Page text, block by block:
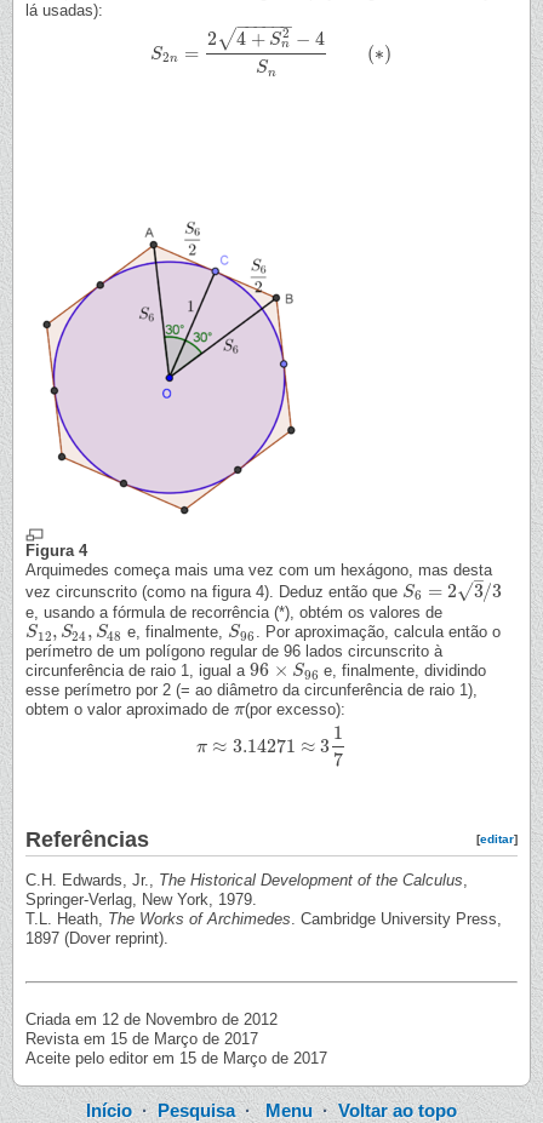
lá usadas):
S2n =
2 4 + S2
n
− −
−−−−
√ − 4
Sn
(∗)
S2n =24 +Sn2−4Sn (∗
Figura 4
Arquimedes começa mais uma vez com um hexágono, mas desta
vez circunscrito (como na figura 4). Deduz então que S6 = 2 3
–
√ /3
S6 =23/3
e, usando a fórmula de recorrência (*), obtém os valores de
S12, S24, S48
S12, S24,S48 e, finalmente, S96
S96 . Por aproximação, calcula então o
perímetro de um polígono regular de 96 lados circunscrito à
circunferência de raio 1, igual a 96 × S96
96× S 96
e, finalmente, dividindo
esse perímetro por 2 (= ao diâmetro da circunferência de raio 1),
obtem o valor aproximado de π
π(por excesso):
π ≈ 3.14271 ≈ 3
1
7
π≈3.14271≈31 7
[editar]
Referências
C.H. Edwards, Jr., The Historical Development of the Calculus,
Springer-Verlag, New York, 1979.
T.L. Heath, The Works of Archimedes. Cambridge University Press,
1897 (Dover reprint).
Criada em 12 de Novembro de 2012
Revista em 15 de Março de 2017
Aceite pelo editor em 15 de Março de 2017
Início· Pesquisa·Menu ·Voltar ao topo